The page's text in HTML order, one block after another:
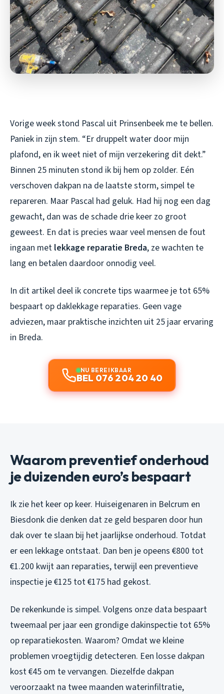
Vorige week stond Pascal uit Prinsenbeek me te bellen.
Paniek in zijn stem. “Er druppelt water door mijn
plafond, en ik weet niet of mijn verzekering dit dekt.”
Binnen 25 minuten stond ik bij hem op zolder. Eén
verschoven dakpan na de laatste storm, simpel te
repareren. Maar Pascal had geluk. Had hij nog een dag
gewacht, dan was de schade drie keer zo groot
geweest. En dat is precies waar veel mensen de fout
ingaan met lekkage reparatie Breda, ze wachten te
lang en betalen daardoor onnodig veel.
In dit artikel deel ik concrete tips waarmee je tot 65%
bespaart op daklekkage reparaties. Geen vage
adviezen, maar praktische inzichten uit 25 jaar ervaring
in Breda.
NU BEREIKBAAR
BEL 076 204 20 40
Waarom preventief onderhoud
je duizenden euro’s bespaart
Ik zie het keer op keer. Huiseigenaren in Belcrum en
Biesdonk die denken dat ze geld besparen door hun
dak over te slaan bij het jaarlijkse onderhoud. Totdat
er een lekkage ontstaat. Dan ben je opeens €800 tot
€1.200 kwijt aan reparaties, terwijl een preventieve
inspectie je €125 tot €175 had gekost.
De rekenkunde is simpel. Volgens onze data bespaart
tweemaal per jaar een grondige dakinspectie tot 65%
op reparatiekosten. Waarom? Omdat we kleine
problemen vroegtijdig detecteren. Een losse dakpan
kost €45 om te vervangen. Diezelfde dakpan
veroorzaakt na twee maanden waterinfiltratie,